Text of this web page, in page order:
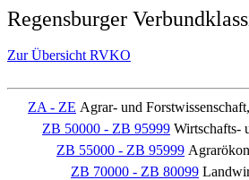
Regensburger
Zur Übersicht RVKO
ZA - ZE Agrar- und
ZB 50000 - ZB 95999 Wirtschafts-
ZB 55000 - ZB 95999
ZB 70000 - ZB 80099